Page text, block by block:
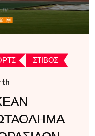
ΣΤΙΒΟΣ